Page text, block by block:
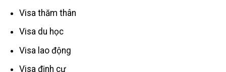
Visa thăm thân
Visa du học
Visa lao động
Visa định cư